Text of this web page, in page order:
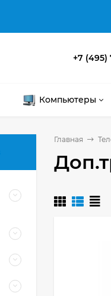
+7 (495)
Компьютеры
Главная